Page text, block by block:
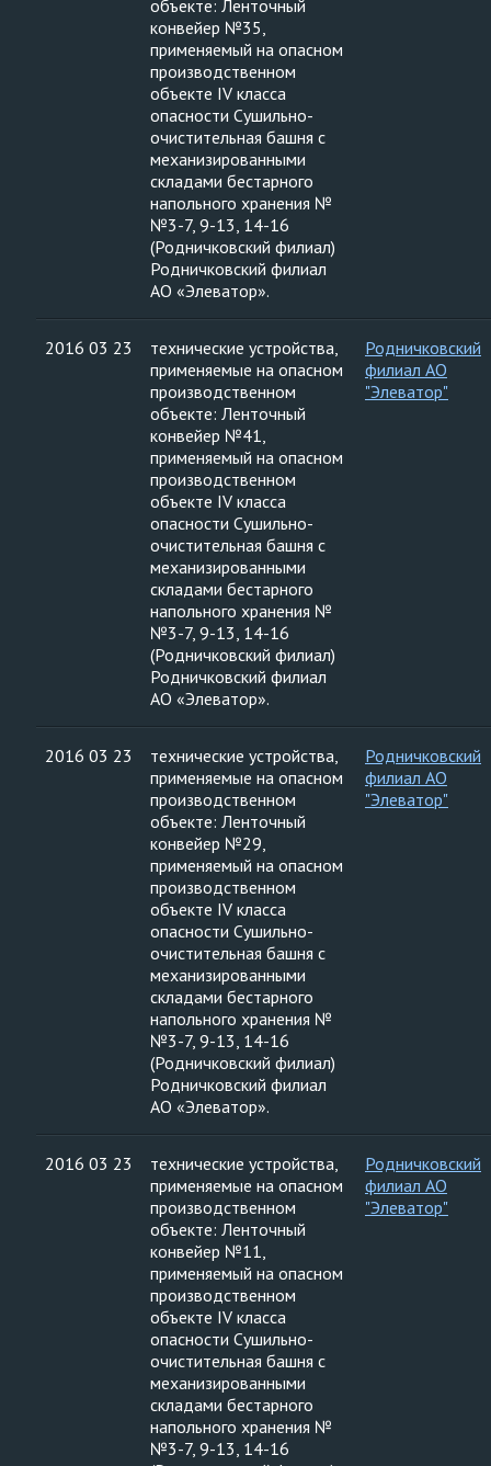
объекте: Ленточный
конвейер №35,
применяемый на опасном
производственном
объекте IV класса
опасности Сушильно-
очистительная башня с
механизированными
складами бестарного
напольного хранения №
№3-7, 9-13, 14-16
(Родничковский филиал)
Родничковский филиал
АО «Элеватор».
2016 03 23
технические устройства,
применяемые на опасном
производственном
объекте: Ленточный
конвейер №41,
применяемый на опасном
производственном
объекте IV класса
опасности Сушильно-
очистительная башня с
механизированными
складами бестарного
напольного хранения №
№3-7, 9-13, 14-16
(Родничковский филиал)
Родничковский филиал
АО «Элеватор».
Родничковский
филиал АО
"Элеватор"
2016 03 23
технические устройства,
применяемые на опасном
производственном
объекте: Ленточный
конвейер №29,
применяемый на опасном
производственном
объекте IV класса
опасности Сушильно-
очистительная башня с
механизированными
складами бестарного
напольного хранения №
№3-7, 9-13, 14-16
(Родничковский филиал)
Родничковский филиал
АО «Элеватор».
Родничковский
филиал АО
"Элеватор"
2016 03 23
технические устройства,
применяемые на опасном
производственном
объекте: Ленточный
конвейер №11,
применяемый на опасном
производственном
объекте IV класса
опасности Сушильно-
очистительная башня с
механизированными
складами бестарного
напольного хранения №
№3-7, 9-13, 14-16
Родничковский
филиал АО
"Элеватор"